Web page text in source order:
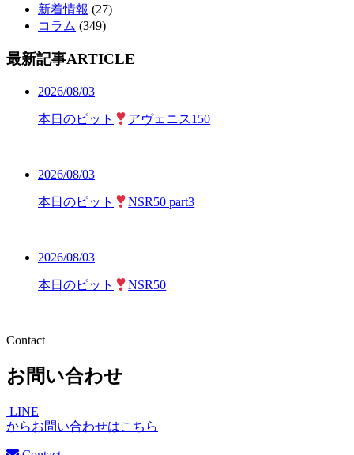
新着情報 (27)
コラム (349)
最新記事ARTICLE
2026/08/03
本日のピット アヴェニス150
2026/08/03
本日のピット NSR50 part3
2026/08/03
本日のピット NSR50
Contact
お問い合わせ
LINE
からお問い合わせはこちら